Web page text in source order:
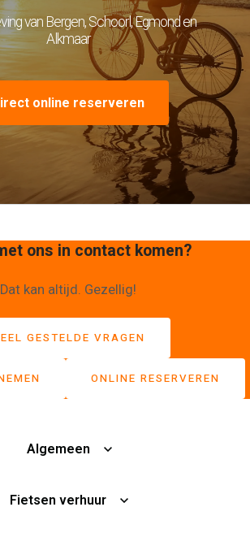
van Bergen, Schoorl, Egmond en
Alkmaar
online reserveren
ons in contact komen?
Dat kan altijd. Gezellig!
GESTELDE VRAGEN
ONLINE RESERVEREN
Algemeen
Fietsen verhuur